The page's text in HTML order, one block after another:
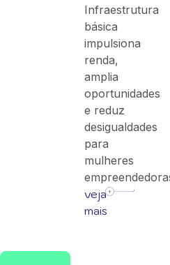
Infraestrutura
básica
impulsiona
renda,
amplia
oportunidades
e reduz
desigualdades
para
mulheres
veja
mais